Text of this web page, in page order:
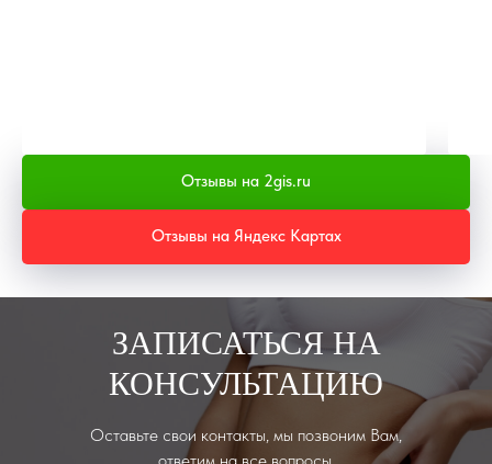
Отзывы на 2gis.ru
Отзывы на Яндекс Картах
ЗАПИСАТЬСЯ НА
КОНСУЛЬТАЦИЮ
Оставьте свои контакты, мы позвоним Вам,
ответим на все вопросы.